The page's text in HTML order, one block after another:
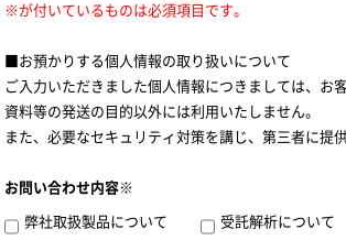
※が付いているものは必須項目です。
■お預かりする個人情報の取り扱いについて
ご入力いただきました個人情報につきましては、お
資料等の発送の目的以外には利用いたしません。
また、必要なセキュリティ対策を講じ、第三者に提
お問い合わせ内容※
弊社取扱製品について 受託解析について